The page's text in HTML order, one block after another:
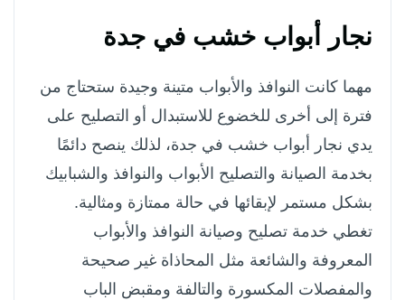
نجار أبواب خشب في جدة
مهما كانت النوافذ والأبواب متينة وجيدة ستحتاج من
فترة إلى أخرى للخضوع للاستبدال أو التصليح على
يدي نجار أبواب خشب في جدة، لذلك ينصح دائمًا
بخدمة الصيانة والتصليح الأبواب والنوافذ والشبابيك
بشكل مستمر لإبقائها في حالة ممتازة ومثالية.
تغطي خدمة تصليح وصيانة النوافذ والأبواب
المعروفة والشائعة مثل المحاذاة غير صحيحة
والمفصلات المكسورة والتالفة ومقبض الباب